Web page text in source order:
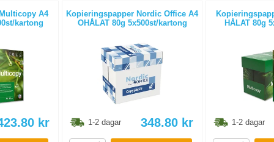
A4
kartong
kr
Kopieringspapper Nordic Office A4
OHÅLAT 80g 5x500st/kartong
1-2 dagar 348.80 kr
HÅLAT 80g
1-2 dagar